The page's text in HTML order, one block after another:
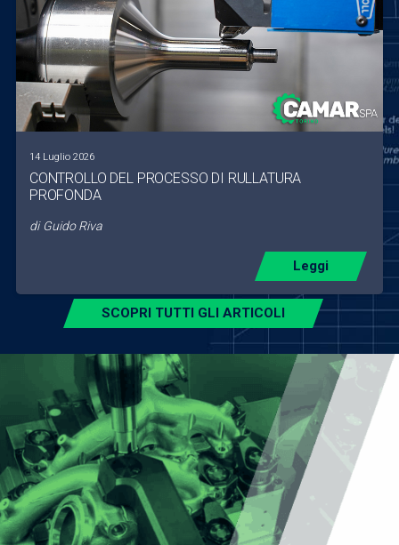
14 Luglio 2026
CONTROLLO DEL PROCESSO DI RULLATURA
PROFONDA
di Guido Riva
Leggi
SCOPRI TUTTI GLI ARTICOLI